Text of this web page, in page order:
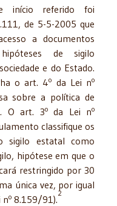
início referido foi
de 5-5-2005 que
a documentos
de sigilo
e do Estado.
o art. 4o da Lei no
sobre a política de
O art. 3oda Lei no
classifique os
sigilo estatal como
hipótese em que o
restringido por 30
única vez, por igual
no 8.159/91).
2